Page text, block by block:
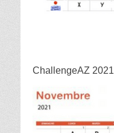
ChallengeAZ 2021